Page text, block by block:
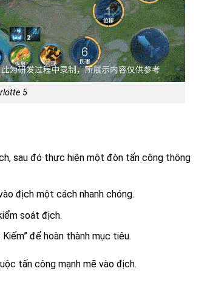
5
sau đó thực hiện một đòn tấn công thông
địch một cách nhanh chóng.
soát địch.
để hoàn thành mục tiêu.
tấn công mạnh mẽ vào địch.